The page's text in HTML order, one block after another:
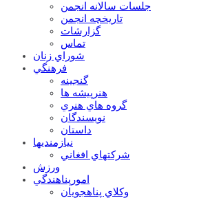
جلسات سالانه انجمن
تاریخچه انجمن
گزارشات
تماس
شوراي زنان
فرهنگي
گنجينه
هنرپيشه ها
گروه هاي هنري
نويسندگان
داستان
نيازمنديها
شرکتهاي افغاني
ورزش
امورپناهندگي
وکلاي پناهجويان